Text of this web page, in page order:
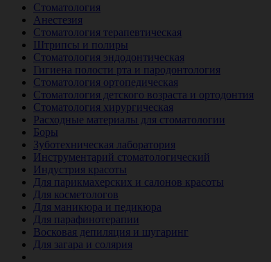
Стоматология
Анестезия
Стоматология терапевтическая
Штрипсы и полиры
Стоматология эндодонтическая
Гигиена полости рта и пародонтология
Стоматология ортопедическая
Стоматология детского возраста и ортодонтия
Стоматология хирургическая
Расходные материалы для стоматологии
Боры
Зуботехническая лаборатория
Инструментарий стоматологический
Индустрия красоты
Для парикмахерских и салонов красоты
Для косметологов
Для маникюра и педикюра
Для парафинотерапии
Восковая депиляция и шугаринг
Для загара и солярия